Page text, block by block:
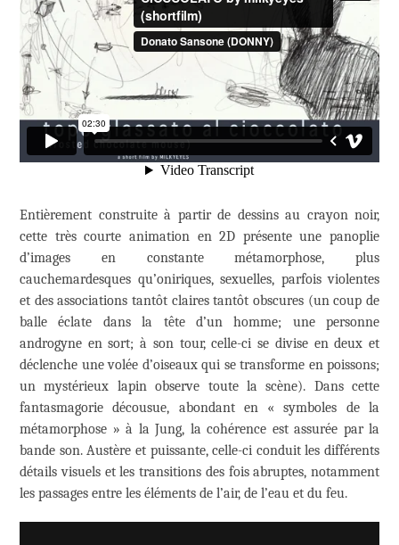
Entièrement construite à partir de dessins au crayon noir,
cette très courte animation en 2D présente une panoplie
d’images en constante métamorphose, plus
cauchemardesques qu’oniriques, sexuelles, parfois violentes
et des associations tantôt claires tantôt obscures (un coup de
balle éclate dans la tête d’un homme; une personne
androgyne en sort; à son tour, celle-ci se divise en deux et
déclenche une volée d’oiseaux qui se transforme en poissons;
un mystérieux lapin observe toute la scène). Dans cette
fantasmagorie décousue, abondant en « symboles de la
métamorphose » à la Jung, la cohérence est assurée par la
bande son. Austère et puissante, celle-ci conduit les différents
détails visuels et les transitions des fois abruptes, notamment
les passages entre les éléments de l’air, de l’eau et du feu.